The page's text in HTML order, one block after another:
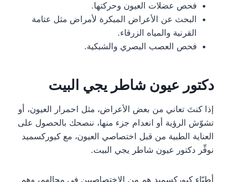
فحص عضلات العيون وحركتها.
البحث عن الأعراض المبكرة لأمراض مثل عتامة
القرنية والمياه الزرقاء.
فحص العصب البصري والشبكية.
دكتور عيون شاطر يجي البيت
إذا كنتَ تعاني من بعض الأعراض، مثل احمرار العيون، أو
تشوّش الرؤية أو انعدام جزء منها، ننصحك بالحصول على
العناية الطبية من قبل اختصاصي العيون، مع كيوركسميد
نوفِّر دكتور عيون شاطر يجي البيت.
أطبّاء كيوركسميد هم من الإختصاصيين في مجالهم، وهم